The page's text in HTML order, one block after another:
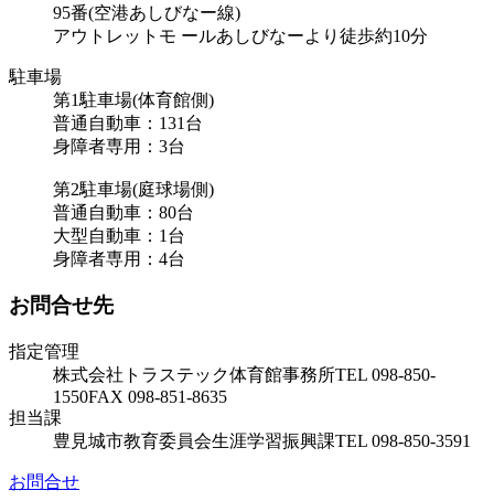
95番(空港あしびなー線)
アウトレットモ ールあしびなーより徒歩約10分
駐車場
第1駐車場(体育館側)
普通自動車：131台
身障者専用：3台
第2駐車場(庭球場側)
普通自動車：80台
大型自動車：1台
身障者専用：4台
お問合せ先
指定管理
株式会社トラステック体育館事務所TEL 098-850-
1550FAX 098-851-8635
担当課
豊見城市教育委員会生涯学習振興課TEL 098-850-3591
お問合せ